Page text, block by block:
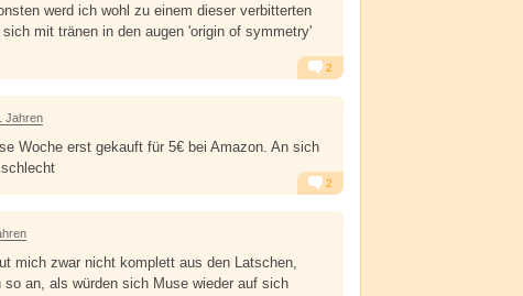
werd ich wohl zu einem dieser verbitterten
mit tränen in den augen 'origin of symmetry'
Alarm Antworten
2
Jahren
Woche erst gekauft für 5€ bei Amazon. An sich
Alarm Antworten
2
mich zwar nicht komplett aus den Latschen,
so an, als würden sich Muse wieder auf sich